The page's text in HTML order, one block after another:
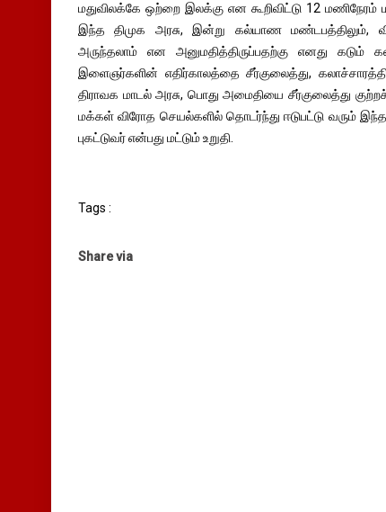
மதுவிலக்கே ஒற்றை இலக்கு என கூறிவிட்டு 12
இந்த திமுக அரசு, இன்று கல்யாண மண்டபத்திலும்,
அருந்தலாம் என அனுமதித்திருப்பதற்கு எனது கடும்
இளைஞர்களின் எதிர்காலத்தை சீர்குலைத்து,
திராவக மாடல் அரசு, பொது அமைதியை சீர்குலைத்து
மக்கள் விரோத செயல்களில் தொடர்ந்து ஈடுபட்டு வரும்
புகட்டுவர் என்பது மட்டும் உறுதி.
Tags :
Share via